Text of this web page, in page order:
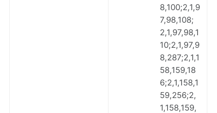
8,100;2,1,9
7,98,108;
2,1,97,98,1
10;2,1,97,9
8,287;2,1,1
58,159,18
6;2,1,158,1
59,256;2,
1,158,159,